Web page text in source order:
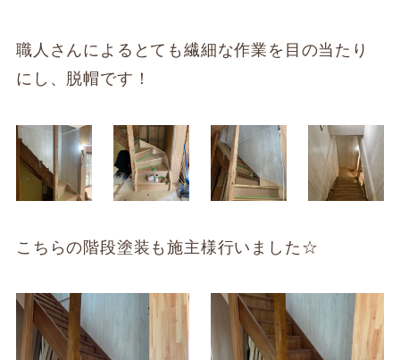
職人さんによるとても繊細な作業を目の当たり
にし、脱帽です！
こちらの階段塗装も施主様行いました☆